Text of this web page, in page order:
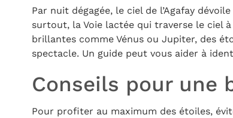
Par nuit dégagée, le ciel de l’Agafay
surtout, la Voie lactée qui traverse le ciel
brillantes comme Vénus ou Jupiter, des
spectacle. Un guide peut vous aider à
Conseils pour une
Pour profiter au maximum des étoiles,